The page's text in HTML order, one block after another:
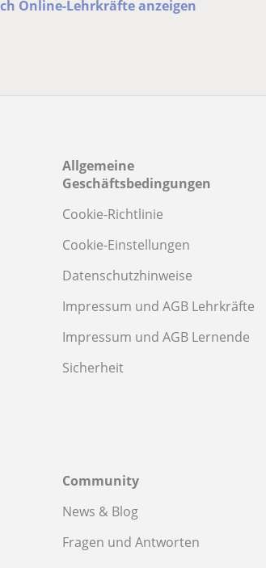
Online-Lehrkräfte anzeigen
Allgemeine
Geschäftsbedingungen
Cookie-Richtlinie
Cookie-Einstellungen
Datenschutzhinweise
Impressum und AGB Lehrkräfte
Impressum und AGB Lernende
Sicherheit
Community
News & Blog
Fragen und Antworten